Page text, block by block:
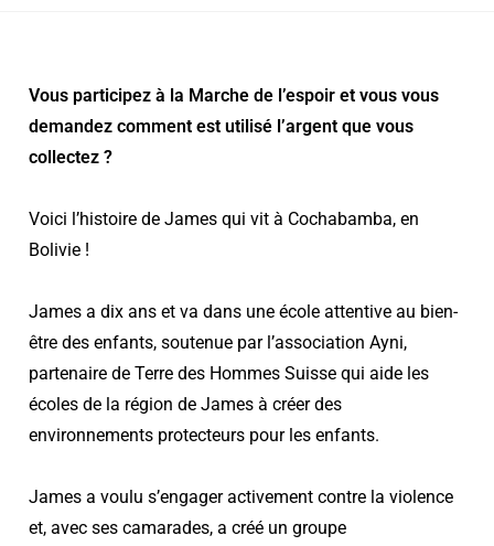
Vous participez à la Marche de l’espoir et vous vous
demandez comment est utilisé l’argent que vous
collectez ?
Voici l’histoire de James qui vit à Cochabamba, en
Bolivie !
James a dix ans et va dans une école attentive au bien-
être des enfants, soutenue par l’association Ayni,
partenaire de Terre des Hommes Suisse qui aide les
écoles de la région de James à créer des
environnements protecteurs pour les enfants.
James a voulu s’engager activement contre la violence
et, avec ses camarades, a créé un groupe